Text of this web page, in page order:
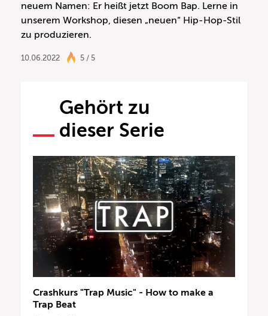
neuem Namen: Er heißt jetzt Boom Bap. Lerne in
unserem Workshop, diesen „neuen“ Hip-Hop-Stil
zu produzieren.
10.06.2022 5 / 5
Gehört zu
dieser Serie
Crashkurs "Trap Music" - How to make a
Trap Beat